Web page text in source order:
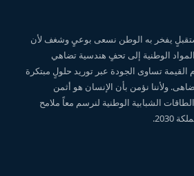
يفخر به الوطن نسعى بوعيٍ وشغف لأن
الوطنية إلى تحفٍ هندسية تضاهي
القيمة تساوى الجودة عبر توريد حلولٍ مبتكرة
ولأننا نؤمن بأن الإنسان هو أثمن
الشبابية الوطنية لنرسم معاً ملامح